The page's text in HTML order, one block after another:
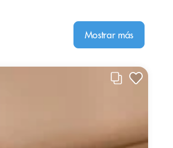
Mostrar más